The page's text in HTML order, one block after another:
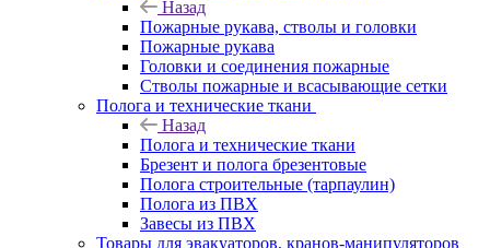
Назад
Пожарные рукава, стволы и головки
Пожарные рукава
Головки и соединения пожарные
Стволы пожарные и всасывающие сетки
Полога и технические ткани
Назад
Полога и технические ткани
Брезент и полога брезентовые
Полога строительные (тарпаулин)
Полога из ПВХ
Завесы из ПВХ
Товары для эвакуаторов, кранов-манипуляторов